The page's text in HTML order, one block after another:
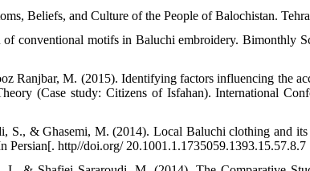
Beliefs, and Culture of the People of Balochistan.
conventional motifs in Baluchi embroidery. Bimonthly
Ranjbar, M. (2015). Identifying factors influencing the
(Case study: Citizens of Isfahan). International
S., & Ghasemi, M. (2014). Local Baluchi clothing and
Persian[. http//doi.org/ 20.1001.1.1735059.1393.15.57.8.7